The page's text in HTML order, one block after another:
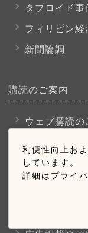
利便性向上お
しています。
詳細はプライ
タブロイド事
フィリピン経
新聞論調
購読のご案内
ウェブ購読の
お問い合わせ